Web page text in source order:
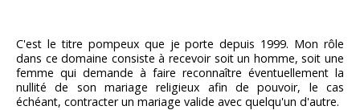
C'est le titre pompeux que je porte depuis 1999. Mon rôle
dans ce domaine consiste à recevoir soit un homme, soit une
femme qui demande à faire reconnaître éventuellement la
nullité de son mariage religieux afin de pouvoir, le cas
échéant, contracter un mariage valide avec quelqu'un d'autre.